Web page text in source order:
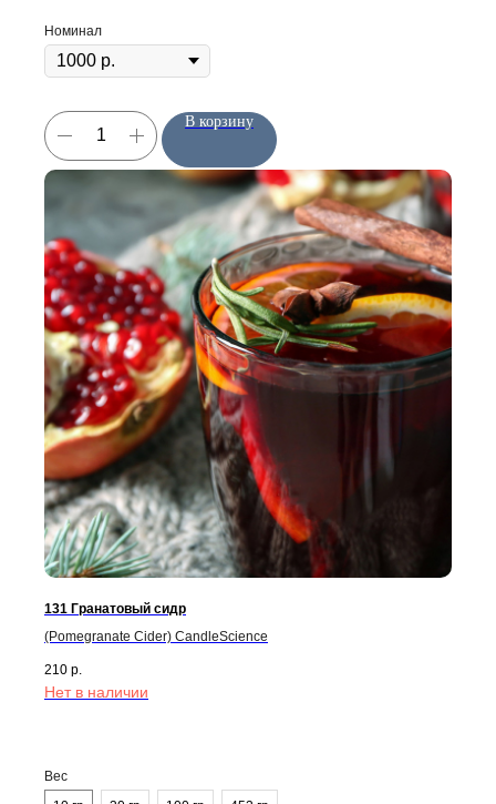
Номинал
В корзину
131 Гранатовый сидр
(Pomegranate Cider) CandleScience
210 р.
Нет в наличии
Вес
КАТАЛОГ ИНФОРМАЦИЯ
КЛИЕНТАМ КОНТАКТЫ
Отдушки О нас
Диффузоры Контакты
Свечи Блог / База знаний
Доставка
Калькулятор